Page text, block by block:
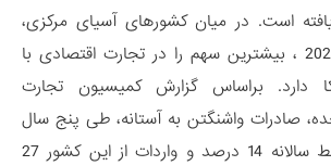
است. در میان کشورهای آسیای مرکزی،
قزاقستان در سال 2023 ، بیشترین سهم را در تجارت اقتصادی با
دارد. براساس گزارش کمیسیون تجارت
صادرات واشنگتن به آستانه، طی پنج سال
گذشته، با نرخ متوسط سالانه 14 درصد و واردات از این کشور 27